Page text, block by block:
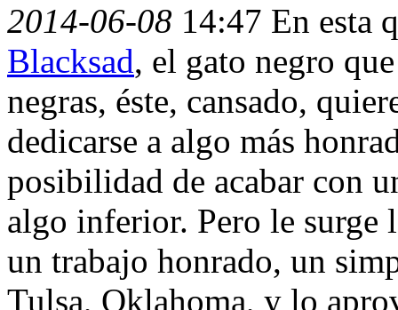
2014-06-08 14:47 En esta
Blacksad, el gato negro
negras, éste, cansado,
dedicarse a algo más
posibilidad de acabar con
algo inferior. Pero le surge
un trabajo honrado, un
Tulsa, Oklahoma, y lo